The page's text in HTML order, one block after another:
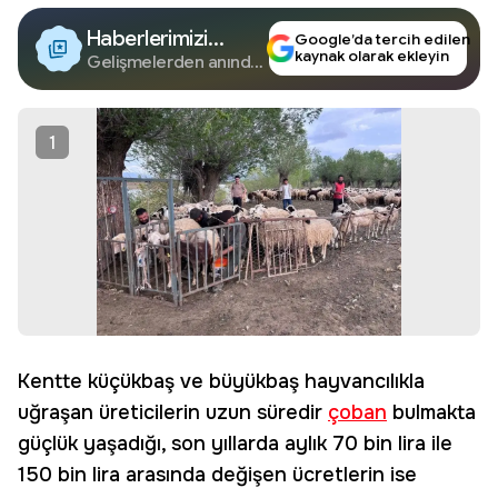
Haberlerimizi
Google'da Takip
Edin
Gelişmelerden anında
Google’da tercih edilen
kaynak olarak ekleyin
1
Kentte küçükbaş ve büyükbaş hayvancılıkla
uğraşan üreticilerin uzun süredir çoban bulmakta
güçlük yaşadığı, son yıllarda aylık 70 bin lira ile
150 bin lira arasında değişen ücretlerin ise